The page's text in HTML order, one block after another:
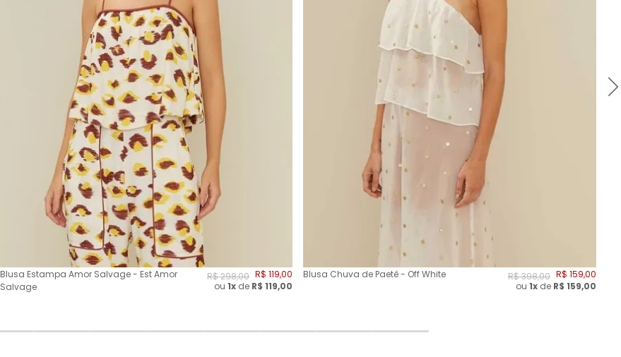
Blusa Estampa Amor Salvage - Est Amor
Salvage
R$298,00 R$ 119,00
ou1x de R$119,00
Blusa Chuva de Paetê - Off White R$398,00 R$ 159,00
ou 1xde R$ 159,00